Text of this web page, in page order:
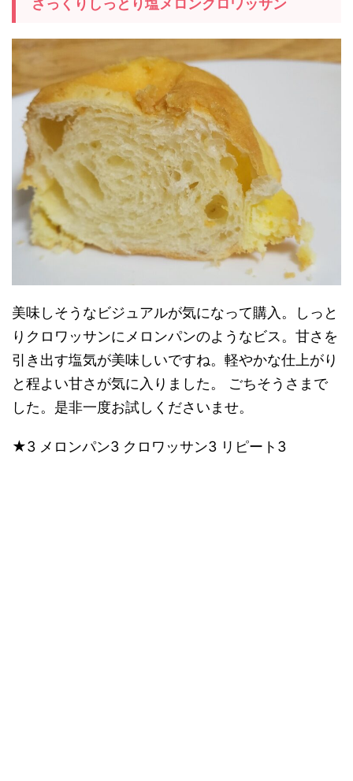
美味しそうなビジュアルが気になって購入。しっと
りクロワッサンにメロンパンのようなビス。甘さを
引き出す塩気が美味しいですね。軽やかな仕上がり
と程よい甘さが気に入りました。 ごちそうさまで
した。是非一度お試しくださいませ。
★3 メロンパン3 クロワッサン3 リピート3